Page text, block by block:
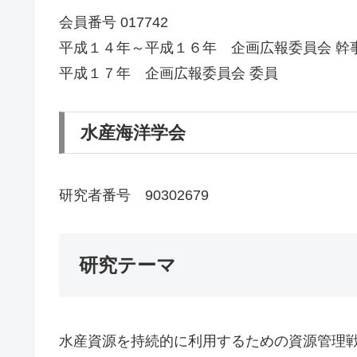
会員番号 017742
平成１４年～平成１６年 企画広報委員会 幹
平成１７年 企画広報委員会 委員
水産海洋学会
研究者番号 90302679
研究テーマ
水産資源を持続的に利用するための資源管理